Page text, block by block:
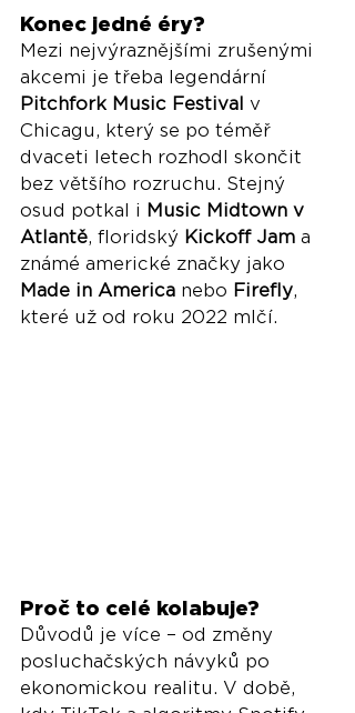
Konec jedné éry?
Mezi nejvýraznějšími zrušenými
akcemi je třeba legendární
Pitchfork Music Festival v
Chicagu, který se po téměř
dvaceti letech rozhodl skončit
bez většího rozruchu. Stejný
osud potkal i Music Midtown v
Atlantě, floridský Kickoff Jam a
známé americké značky jako
Made in America nebo Firefly,
které už od roku 2022 mlčí.
Proč to celé kolabuje?
Důvodů je více – od změny
posluchačských návyků po
ekonomickou realitu. V době,